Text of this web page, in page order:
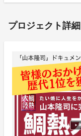
プロジェクト詳細